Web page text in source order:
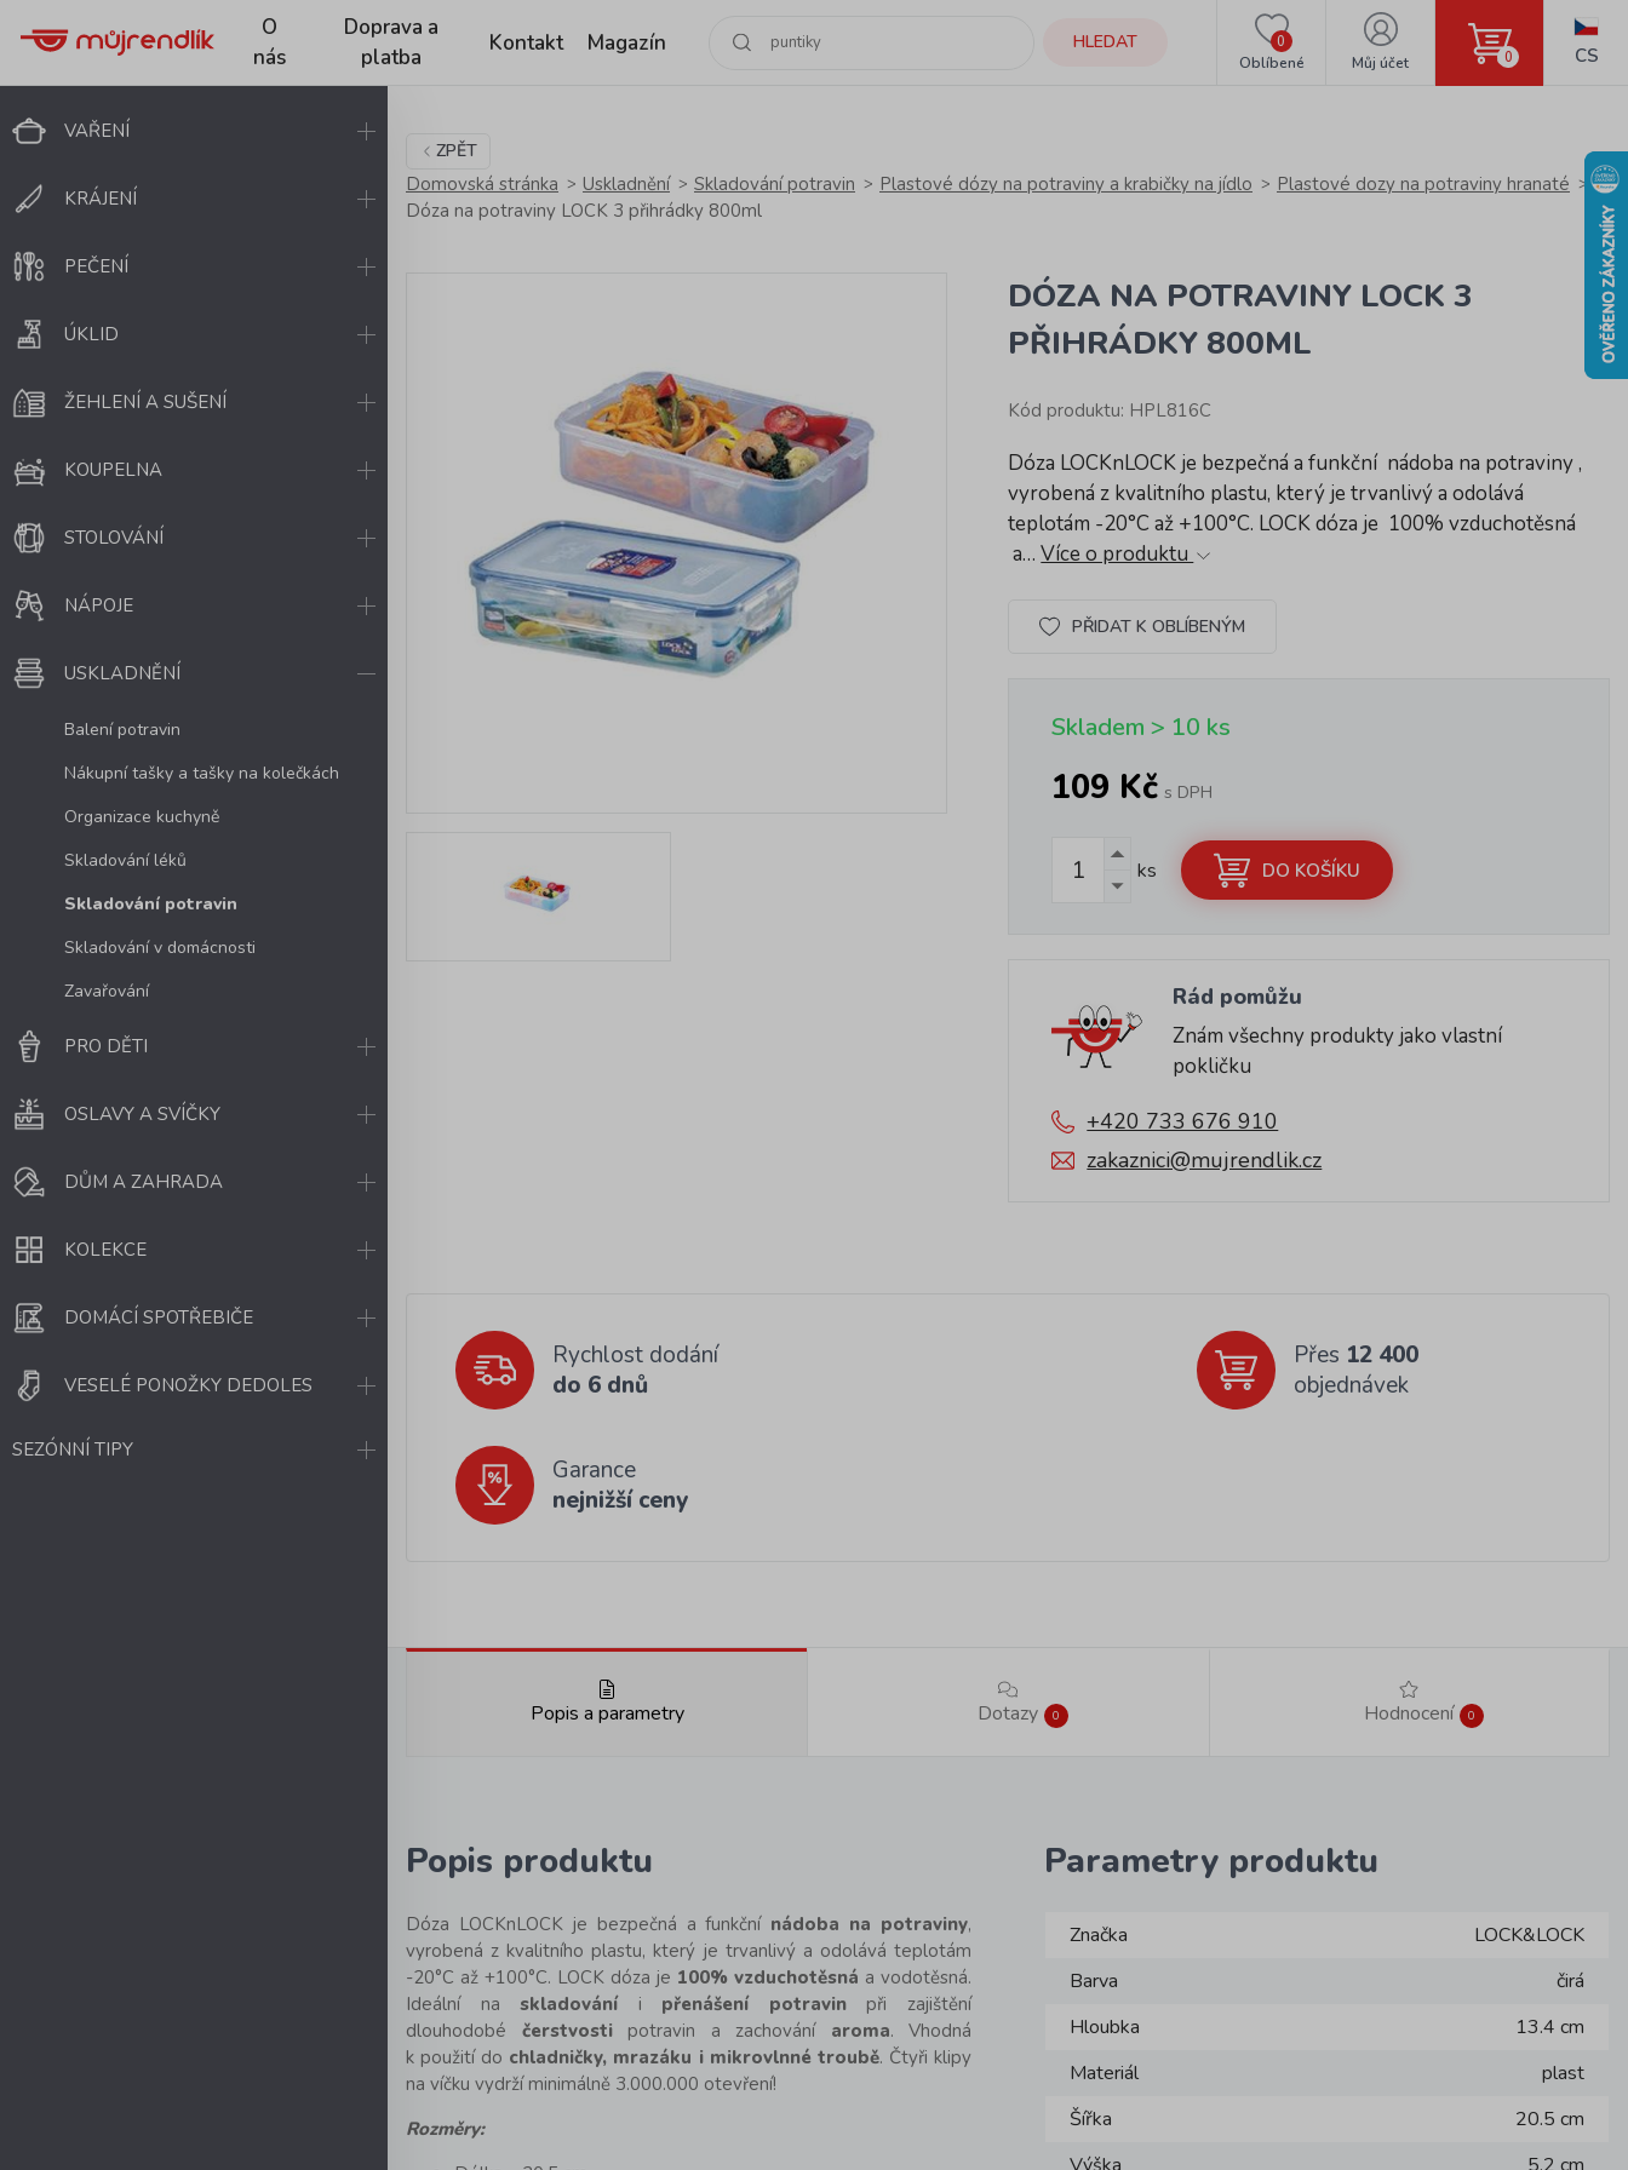
O
nás
Doprava a
platba
Kontakt Magazín HLEDAT
Oblíbené
0
Můj účet 0 CS
VAŘENÍ
KRÁJENÍ
PEČENÍ
ÚKLID
ŽEHLENÍ A SUŠENÍ
KOUPELNA
STOLOVÁNÍ
NÁPOJE
USKLADNĚNÍ
Balení potravin
Nákupní tašky a tašky na kolečkách
Organizace kuchyně
Skladování léků
Skladování potravin
Skladování v domácnosti
Zavařování
PRO DĚTI
OSLAVY A SVÍČKY
DŮM A ZAHRADA
KOLEKCE
DOMÁCÍ SPOTŘEBIČE
VESELÉ PONOŽKY DEDOLES
SEZÓNNÍ TIPY
ZPĚT
Domovská stránka Uskladnění Skladování potravin Plastové dózy na potraviny a krabičky na jídlo
Plastové dozy na potraviny hranaté
Dóza na potraviny LOCK 3 přihrádky 800ml
DÓZA NA POTRAVINY LOCK 3
PŘIHRÁDKY 800ML
Kód produktu: HPL816C
Dóza LOCKnLOCK je bezpečná a funkční nádoba na potraviny ,
vyrobená z kvalitního plastu, který je trvanlivý a odolává
teplotám -20°C až +100°C. LOCK dóza je 100% vzduchotěsná
a…Více o produktu
PŘIDAT K OBLÍBENÝM
Skladem > 10 ks
109 Kč s DPH
ks DO KOŠÍKU
Rád pomůžu
Znám všechny produkty jako vlastní
pokličku
+420 733 676 910
zakaznici@mujrendlik.cz
Rychlost dodání
do 6 dnů
Přes 12 400
objednávek
Garance
nejnižší ceny
Popis a parametry Dotazy 0 Hodnocení 0
Popis produktu
Dóza LOCKnLOCK je bezpečná a funkční nádoba na potraviny,
vyrobená z kvalitního plastu, který je trvanlivý a odolává teplotám
-20°C až +100°C. LOCK dóza je 100% vzduchotěsná a vodotěsná.
Ideální naskladováníi přenášení potravin při zajištění
dlouhodobé čerstvostipotravin a zachování aroma. Vhodná
k použití do chladničky, mrazáku i mikrovlnné troubě. Čtyři klipy
na víčku vydrží minimálně 3.000.000 otevření!
Rozměry:
Parametry produktu
Značka
LOCK&LOCK
Barva
čirá
Hloubka
13.4 cm
Materiál
plast
Šířka
20.5 cm